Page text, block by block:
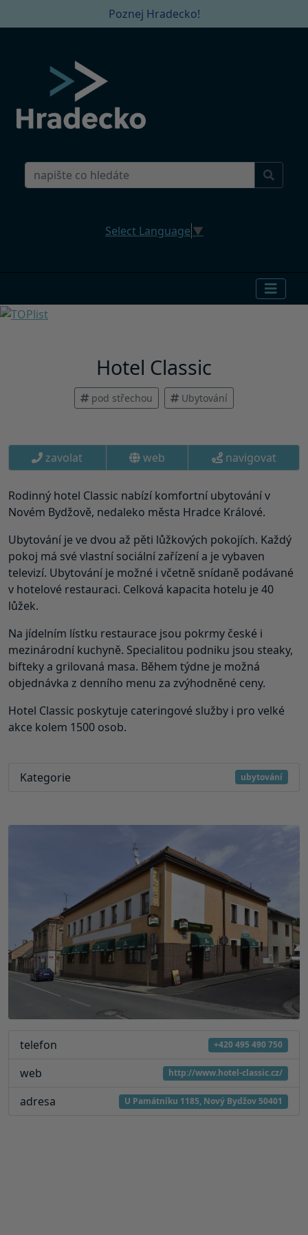
Poznej Hradecko!
Select Language ▼
Hotel Classic
pod střechou Ubytování
zavolat web navigovat
Rodinný hotel Classic nabízí komfortní ubytování v
Novém Bydžově, nedaleko města Hradce Králové.
Ubytování je ve dvou až pěti lůžkových pokojích. Každý
pokoj má své vlastní sociální zařízení a je vybaven
televizí. Ubytování je možné i včetně snídaně podávané
v hotelové restauraci. Celková kapacita hotelu je 40
lůžek.
Na jídelním lístku restaurace jsou pokrmy české i
mezinárodní kuchyně. Specialitou podniku jsou steaky,
bifteky a grilovaná masa. Během týdne je možná
objednávka z denního menu za zvýhodněné ceny.
Hotel Classic poskytuje cateringové služby i pro velké
akce kolem 1500 osob.
Kategorie ubytování
telefon +420 495 490 750
web http://www.hotel-classic.cz/
adresa U Památníku 1185, Nový Bydžov 50401